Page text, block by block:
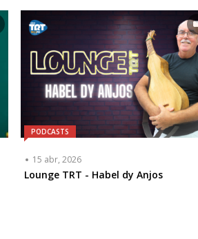
PODCASTS
15 abr, 2026
Lounge TRT - Habel dy Anjos